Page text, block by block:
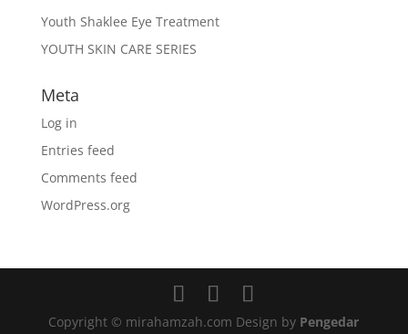
Youth Shaklee Eye Treatment
YOUTH SKIN CARE SERIES
Meta
Log in
Entries feed
Comments feed
WordPress.org
Copyright © mirahamzah.com Design by Pengedar